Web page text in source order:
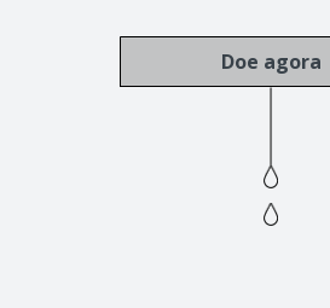
Doe agora